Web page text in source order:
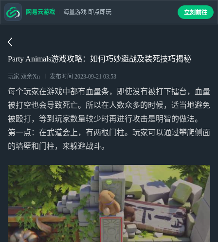
Party Animals游戏攻略：如何巧妙避战及装死技巧揭秘
玩家 双余Xn 发布时间 2023-09-21 03:53
每个玩家在游戏中都有血量条，即使没有被打下擂台，血量
被打空也会导致死亡。所以在人数众多的时候，适当地避免
被殴打，等到玩家数量较少时再进行攻击是明智的做法。
第一点：在武道会上，有两根门柱。玩家可以通过攀爬侧面
的墙壁和门柱，来躲避战斗。
网易云游戏 海量游戏 即点即玩 立刻前往